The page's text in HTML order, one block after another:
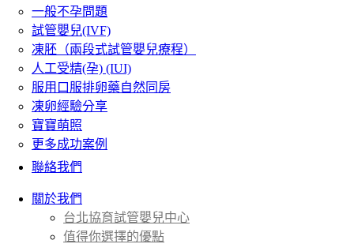
一般不孕問題
試管嬰兒(IVF)
凍胚（兩段式試管嬰兒療程）
人工受精(孕) (IUI)
服用口服排卵藥自然同房
凍卵經驗分享
寶寶萌照
更多成功案例
聯絡我們
關於我們
台北協育試管嬰兒中心
值得你選擇的優點